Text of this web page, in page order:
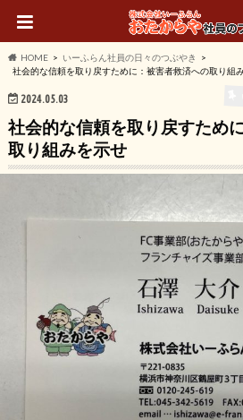
HOME
いーふらん社員の日々のつぶやき
社会的な信頼を取り戻すために：被害者救済への取り組
2024.05.03
社会的な信頼を取り戻すため
取り組みを示せ